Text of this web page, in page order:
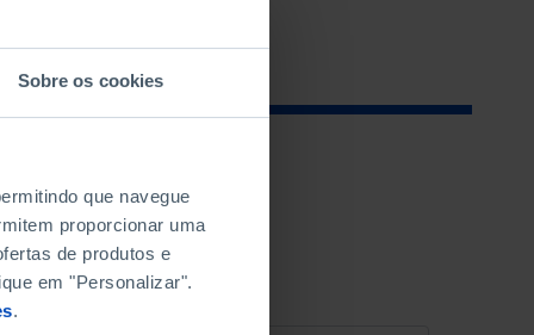
Sobre os cookies
que navegue
proporcionar uma
de produtos e
em "Personalizar".
.
ORDENAR POR